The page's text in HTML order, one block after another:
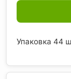
Упаковка 44